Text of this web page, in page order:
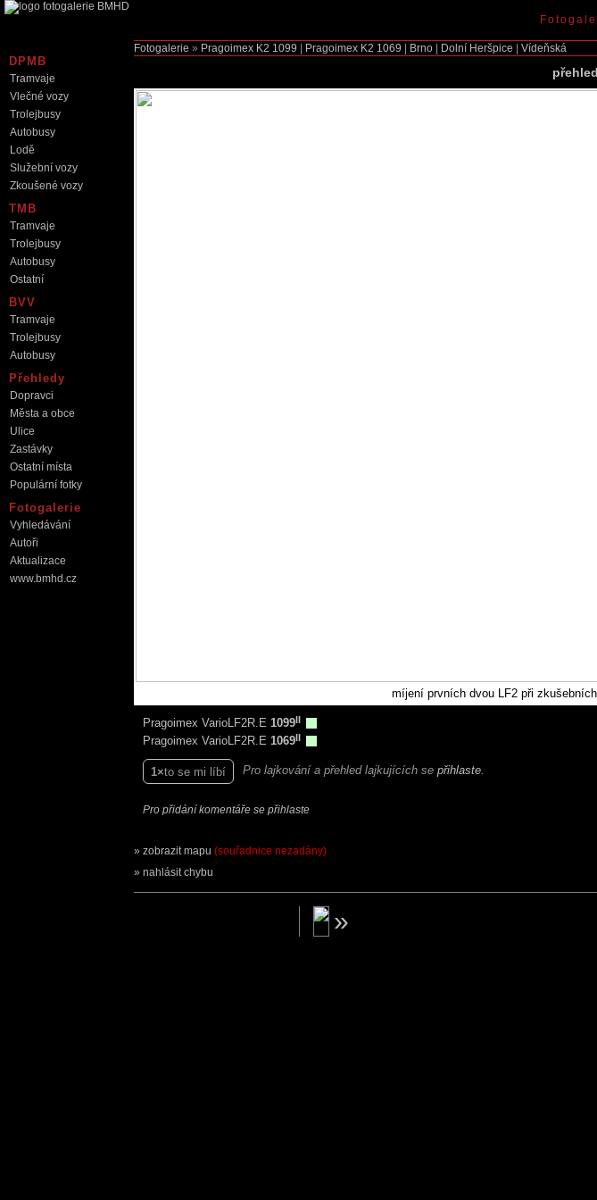
Fotogalerie » Pragoimex K2 1099 Pragoimex K2 1069 Brno Dolní Heršpice Vídeňská
míjení prvních dvou LF2 při
Pragoimex VarioLF2R.E 1099
Pragoimex VarioLF2R.E 1069
1 to se mi líbí Pro lajkování a přehled lajkujících se přihlaste.
Pro přidání komentáře se přihlaste
zobrazit mapu (souřadnice nezadány)
nahlásit chybu
DPMB
Tramvaje
Vlečné vozy
Trolejbusy
Autobusy
Lodě
Služební vozy
Zkoušené vozy
TMB
Tramvaje
Trolejbusy
Autobusy
Ostatní
BVV
Tramvaje
Trolejbusy
Autobusy
Přehledy
Dopravci
Města a obce
Ulice
Zastávky
Ostatní místa
Populární fotky
Fotogalerie
Vyhledávání
Autoři
Aktualizace
www.bmhd.cz